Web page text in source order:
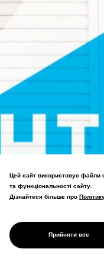
ON STAGE
SHIZUOKA
Цей сайт використовує файли
та функціональності сайту.
Дізнайтеся більше про
Прийняти все